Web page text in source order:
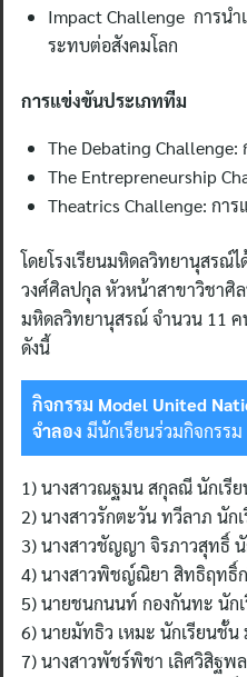
Impact Challenge การน
ระทบต่อสังคมโลก
การแข่งขันประเภททีม
The Debating Challenge:
The Entrepreneurship
Theatrics Challenge: การ
โดยโรงเรียนมหิดลวิทยานุสรณ์
วงศ์ศิลปกุล หัวหน้าสาขาวิชาศิ
มหิดลวิทยานุสรณ์ จำนวน 11 ค
ดังนี้
กิจกรรม Model United
จำลอง มีนักเรียนร่วมกิจกร
1) นางสาวณฐมน สกุลณี
2) นางสาวรักตะวัน ทวีลาภ นั
3) นางสาวชัญญา จิรภาวสุทธิ์
4) นางสาวพิชญ์ณิยา สิทธิฤทธิ์
5) นายชนกนนท์ กองกันทะ นัก
6) นายมัทธิว เหมะ นักเรียนชั้น
7) นางสาวพัชร์พิชา เลิศวิสิฐพ